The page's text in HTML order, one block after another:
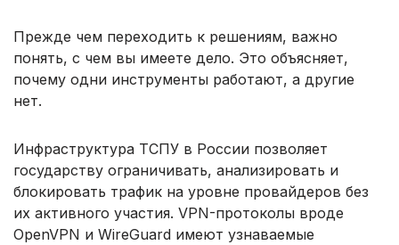
Прежде чем переходить к решениям, важно
понять, с чем вы имеете дело. Это объясняет,
почему одни инструменты работают, а другие
нет.
Инфраструктура ТСПУ в России позволяет
государству ограничивать, анализировать и
блокировать трафик на уровне провайдеров без
их активного участия. VPN-протоколы вроде
OpenVPN и WireGuard имеют узнаваемые